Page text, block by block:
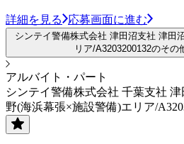
詳細を見る 応募画面に進む
シンテイ警備株式会社 津田沼支社 津田
リア/A3203200132のその
アルバイト・パート
シンテイ警備株式会社 千葉支社
野(海浜幕張×施設警備)エリア/